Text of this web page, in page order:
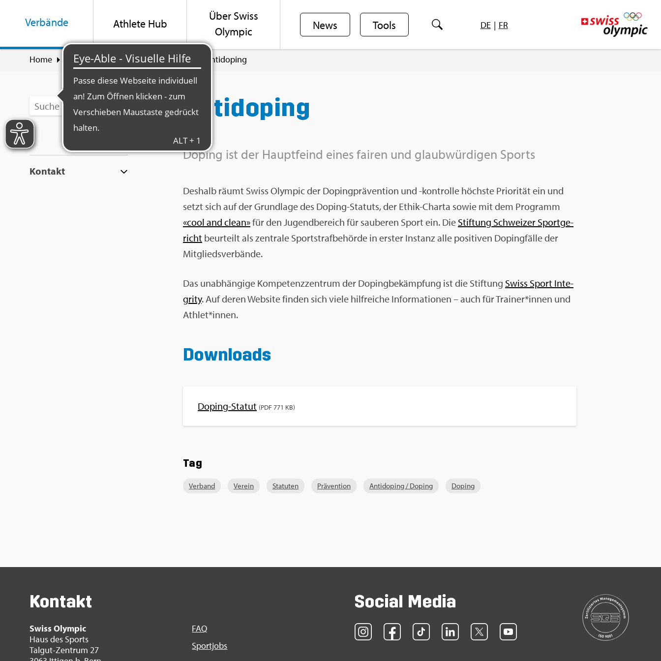
Ver­bän­de Ath­le­te Hub
Über Swiss
Olym­pic
News Tools DE | FR
Home Ver­bän­de Prä­ven­ti­on & Um­welt An­ti­do­ping
Kon­takt
An­ti­do­ping
Do­ping ist der Haupt­feind eines fai­ren und glaub­wür­di­gen Sports
Des­halb räumt Swiss Olym­pic der Do­ping­prä­ven­ti­on und -kon­trol­le höchs­te Prio­ri­tät ein und
setzt sich auf der Grund­la­ge des Do­ping-Sta­tuts, der Ethik-Char­ta sowie mit dem Pro­gramm
«cool and clean»für den Ju­gend­be­reich für sau­be­ren Sport ein. Die Stif­tung Schwei­zer Sport­ge­
richt be­ur­teilt als zen­tra­le Sport­straf­be­hör­de in ers­ter In­stanz alle po­si­ti­ven Do­ping­fäl­le der
Mit­glieds­ver­bän­de.
Das un­ab­hän­gi­ge Kom­pe­tenz­zen­trum der Do­ping­be­kämp­fung ist die Stif­tung Swiss Sport In­te­
gri­ty. Auf deren Web­site fin­den sich viele hilf­rei­che In­for­ma­tio­nen – auch für Trai­ner*innen und
Ath­let*innen.
Down­loads
Do­ping-Sta­tut (PDF 771 KB)
Tag
Ver­band Ver­ein Sta­tu­ten Prä­ven­ti­on An­ti­do­ping / Do­ping Do­ping
Kon­takt
Swiss Olym­pic
Haus des Sports
Tal­gut-Zen­trum 27
FAQ
Sport­jobs
So­ci­al Media